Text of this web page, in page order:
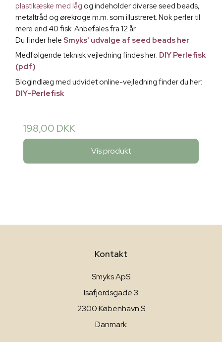
plastikæske med låg og indeholder diverse seed beads,
metaltråd og ørekroge m.m. som illustreret. Nok perler til
mere end 40 fisk. Anbefales fra 12 år.
Du finder hele Smyks' udvalge af seed beads her
Medfølgende teknisk vejledning findes her: DIY Perlefisk
(pdf)
Blogindlæg med udvidet online-vejledning finder du her:
DIY-Perlefisk
198,00 DKK
Vis produkt
Kontakt
Smyks ApS
Isafjordsgade 3
2300 København S
Danmark